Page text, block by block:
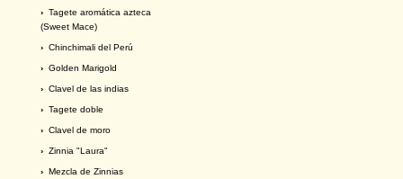
› Tagete aromática azteca
(Sweet Mace)
› Chinchimali del Perú
› Golden Marigold
› Clavel de las indias
› Tagete doble
› Clavel de moro
› Zinnia "Laura"
› Mezcla de Zinnias